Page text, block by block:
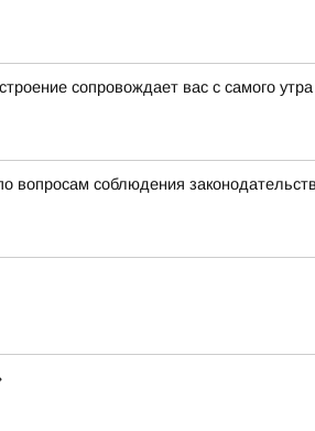
сопровождает вас с самого утра
вопросам соблюдения